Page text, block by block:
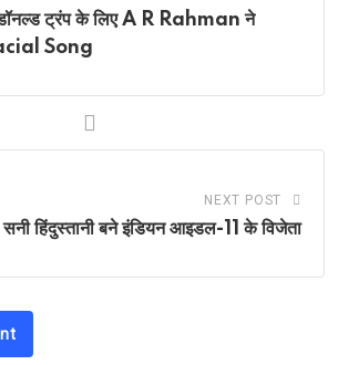
डॉनल्ड ट्रंप के लिए A R Rahman ने
Song
NEXT POST
सनी हिंदुस्तानी बने इंडियन आइडल-11 के विजेता